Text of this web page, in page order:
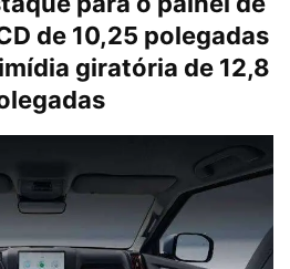
de 10,25 polegadas
giratória de 12,8